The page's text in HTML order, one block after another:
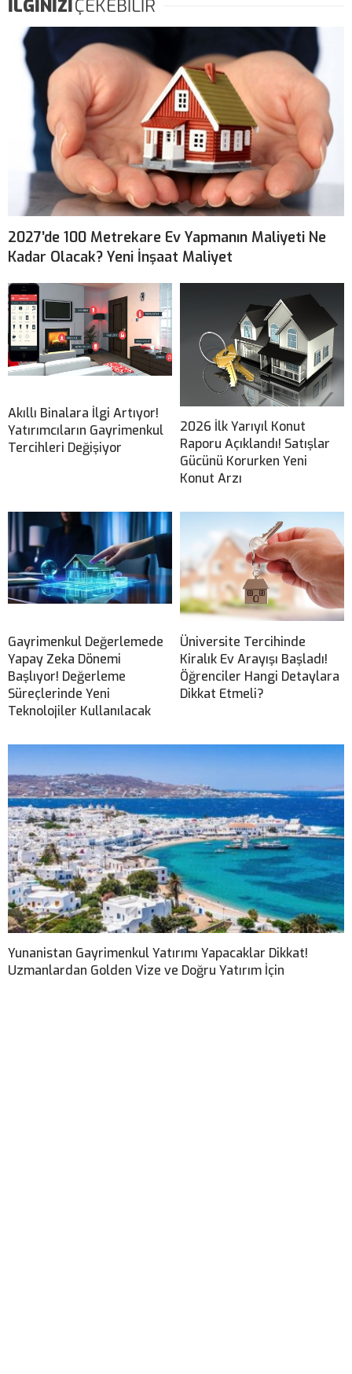
İLGİNİZİÇEKEBİLİR
2027’de 100 Metrekare Ev Yapmanın Maliyeti Ne
Kadar Olacak? Yeni İnşaat Maliyet
Akıllı Binalara İlgi Artıyor!
Yatırımcıların Gayrimenkul
Tercihleri Değişiyor
2026 İlk Yarıyıl Konut
Raporu Açıklandı! Satışlar
Gücünü Korurken Yeni
Konut Arzı
Gayrimenkul Değerlemede
Yapay Zeka Dönemi
Başlıyor! Değerleme
Süreçlerinde Yeni
Teknolojiler Kullanılacak
Üniversite Tercihinde
Kiralık Ev Arayışı Başladı!
Öğrenciler Hangi Detaylara
Dikkat Etmeli?
Yunanistan Gayrimenkul Yatırımı Yapacaklar Dikkat!
Uzmanlardan Golden Vize ve Doğru Yatırım İçin